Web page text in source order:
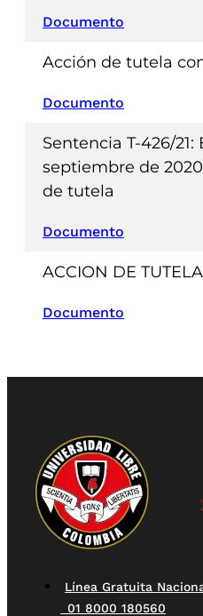
Documento
Acción de tutela
Documento
Sentencia T-426/
septiembre de
de tutela
Documento
ACCION DE
Documento
Línea Gratuita
01 8000 180560